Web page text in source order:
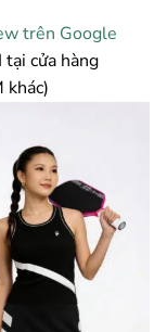
trên Google
tại cửa hàng
khác)